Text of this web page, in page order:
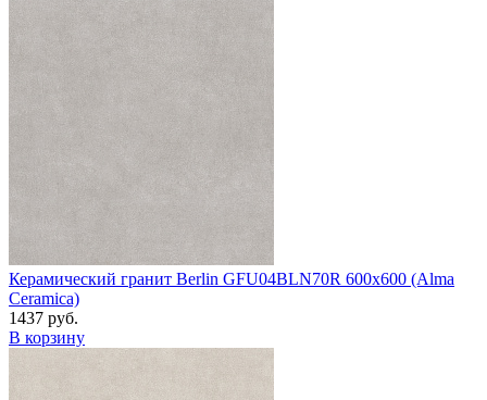
Керамический гранит Berlin GFU04BLN70R 600x600 (Alma
Ceramica)
1437 руб.
В корзину